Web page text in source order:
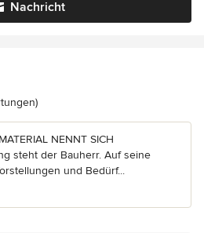
Nachricht
4.9 von 5 Sternen
NENNT SICH
steht der Bauherr. Auf seine
und Bedürf...